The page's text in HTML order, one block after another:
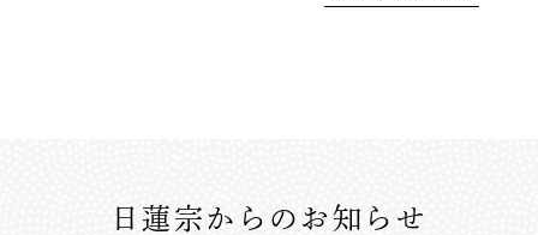
日蓮宗からのお知らせ